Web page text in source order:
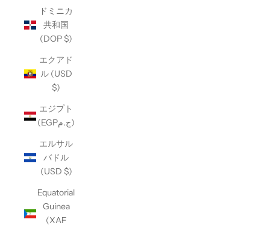
ドミニカ
共和国
(DOP $)
エクアド
ル (USD
$)
エジプト
(EGPج.م)
エルサル
バドル
(USD $)
Equatorial
Guinea
(XAF